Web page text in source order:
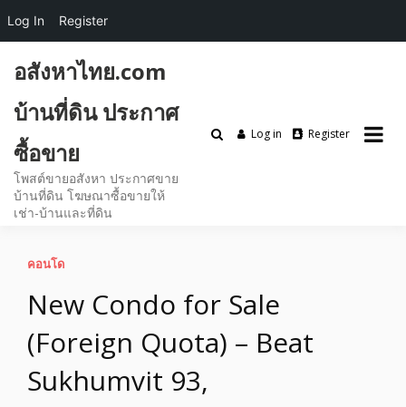
content
อสังหาไทย.com
บ้านที่ดิน ประกาศ
ซื้อขาย
โพสต์ขายอสังหา ประกาศขาย
บ้านที่ดิน โฆษณาซื้อขายให้
เช่า-บ้านและที่ดิน
Log in Register
คอนโด
New Condo for Sale
(Foreign Quota) – Beat
Sukhumvit 93,
Log In Register